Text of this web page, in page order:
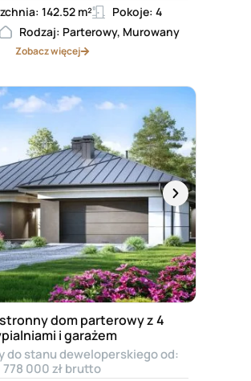
142.52 m²
Pokoje: 4
Rodzaj: Parterowy, Murowany
Zobacz więcej
dom parterowy z 4
i garażem
do stanu deweloperskiego od:
778 000 zł brutto